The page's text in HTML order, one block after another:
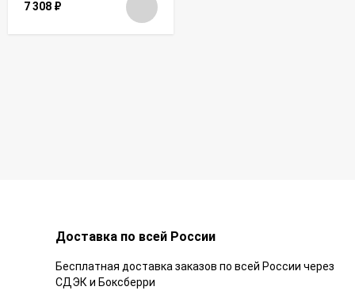
7 308 ₽
Доставка по всей России
Бесплатная доставка заказов по всей России через
СДЭК и Боксберри